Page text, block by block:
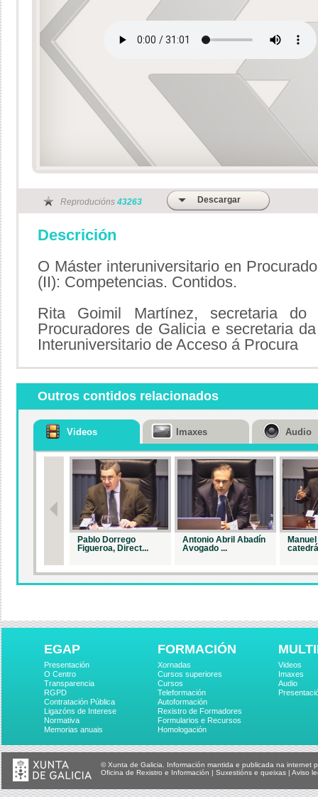
Reproducións 43263 Descargar
Descrición
O Máster interuniversitario en
(II): Competencias. Contidos.
Rita Goimil Martínez, secretaria
Procuradores de Galicia e secretaria
Interuniversitario de Acceso á Procura
Outros contidos relacionados
Videos
Pablo Dorrego
Figueroa, Direct...
Antonio Abril Abadín
Avogado ...
Imaxes Audio
EGAP
Presentación
O Centro
Transparencia
RGPD
Contratación Pública
Ligazóns de Interese
Normativa
Memorias anuais
FORMACIÓN
Xornadas
Cursos superiores
Cursos
Teleformación
Autoformación
Rexistro de Formadores
Formularios e Recursos
Homologación
Videos
Imaxes
Audio
© Xunta de Galicia. Información mantida e publicada na internet
Oficina de Rexistro e Información | Suxestións e queixas | Aviso